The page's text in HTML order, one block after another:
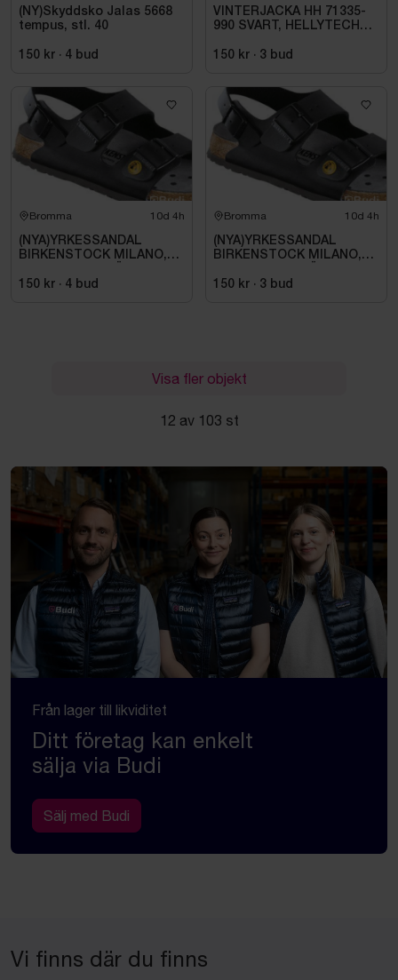
(NY)Skyddsko Jalas 5668
tempus, stl. 40
150 kr · 4 bud
VINTERJACKA HH 71335-
990 SVART, HELLYTECH
150 kr · 3 bud
Bromma 10d 4h
(NYA)YRKESSANDAL
BIRKENSTOCK MILANO,
SVART. STL 42
150 kr · 4 bud
Bromma 10d 4h
(NYA)YRKESSANDAL
BIRKENSTOCK MILANO,
SVART. STL 42
150 kr · 3 bud
Visa fler objekt
12 av 103 st
Från lager till likviditet
Ditt företag kan enkelt
sälja via Budi
Sälj med Budi
Vi finns där du finns